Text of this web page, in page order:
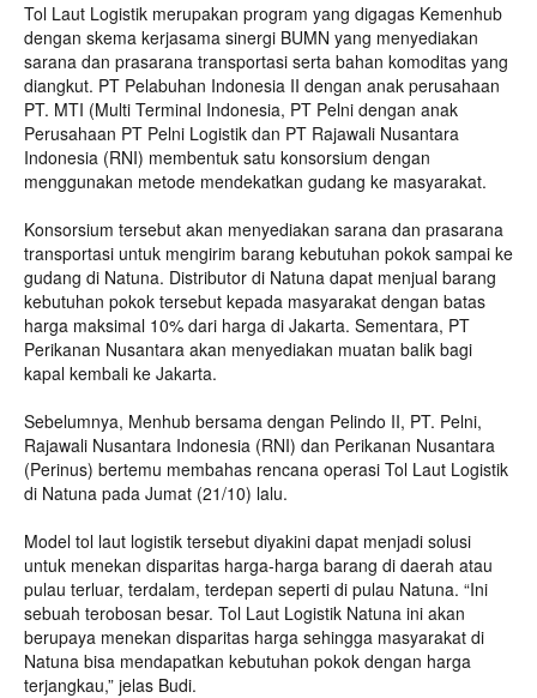
Tol Laut Logistik merupakan program yang digagas Kemenhub
dengan skema kerjasama sinergi BUMN yang menyediakan
sarana dan prasarana transportasi serta bahan komoditas yang
diangkut. PT Pelabuhan Indonesia II dengan anak perusahaan
PT. MTI (Multi Terminal Indonesia, PT Pelni dengan anak
Perusahaan PT Pelni Logistik dan PT Rajawali Nusantara
Indonesia (RNI) membentuk satu konsorsium dengan
menggunakan metode mendekatkan gudang ke masyarakat.
Konsorsium tersebut akan menyediakan sarana dan prasarana
transportasi untuk mengirim barang kebutuhan pokok sampai ke
gudang di Natuna. Distributor di Natuna dapat menjual barang
kebutuhan pokok tersebut kepada masyarakat dengan batas
harga maksimal 10% dari harga di Jakarta. Sementara, PT
Perikanan Nusantara akan menyediakan muatan balik bagi
kapal kembali ke Jakarta.
Sebelumnya, Menhub bersama dengan Pelindo II, PT. Pelni,
Rajawali Nusantara Indonesia (RNI) dan Perikanan Nusantara
(Perinus) bertemu membahas rencana operasi Tol Laut Logistik
di Natuna pada Jumat (21/10) lalu.
Model tol laut logistik tersebut diyakini dapat menjadi solusi
untuk menekan disparitas harga-harga barang di daerah atau
pulau terluar, terdalam, terdepan seperti di pulau Natuna. “Ini
sebuah terobosan besar. Tol Laut Logistik Natuna ini akan
berupaya menekan disparitas harga sehingga masyarakat di
Natuna bisa mendapatkan kebutuhan pokok dengan harga
terjangkau,” jelas Budi.